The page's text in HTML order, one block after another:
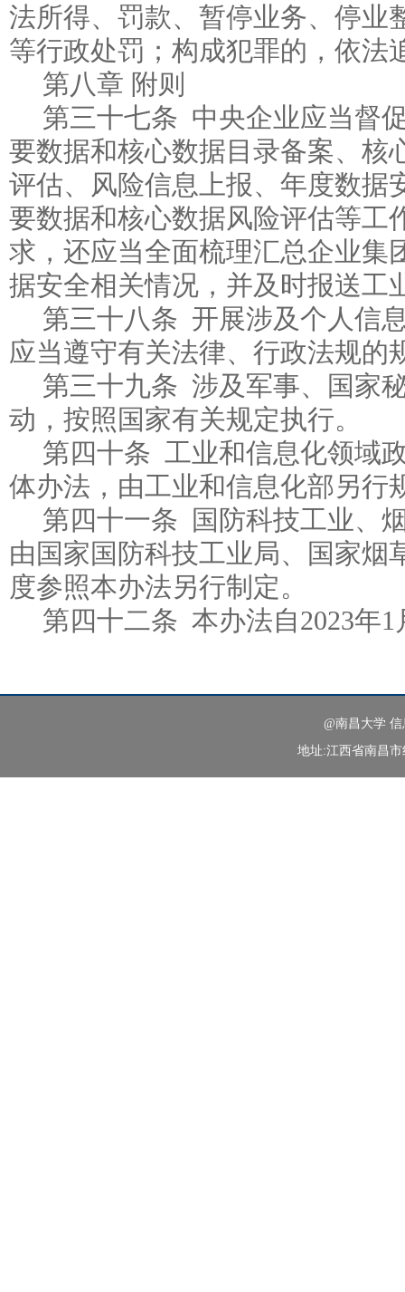
法所得、罚款、暂停业务、停业
等行政处罚；构成犯罪的，依法
第八章 附则
第三十七条 中央企业应当督
要数据和核心数据目录备案、核
评估、风险信息上报、年度数据
要数据和核心数据风险评估等工
求，还应当全面梳理汇总企业集
据安全相关情况，并及时报送工
第三十八条 开展涉及个人信
应当遵守有关法律、行政法规的
第三十九条 涉及军事、国家
动，按照国家有关规定执行。
第四十条 工业和信息化领域
体办法，由工业和信息化部另行
第四十一条 国防科技工业、
由国家国防科技工业局、国家烟
度参照本办法另行制定。
第四十二条 本办法自2023年1
@南昌大学
地址:江西省南昌市